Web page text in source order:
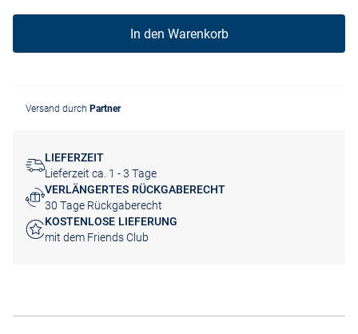
In den Warenkorb
Versand durch Partner
LIEFERZEIT
Lieferzeit ca. 1 - 3 Tage
VERLÄNGERTES RÜCKGABERECHT
30 Tage Rückgaberecht
KOSTENLOSE LIEFERUNG
mit dem Friends Club